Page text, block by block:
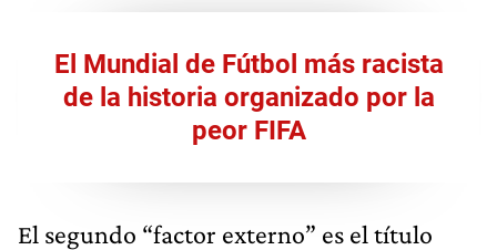
El Mundial de Fútbol más racista
de la historia organizado por la
peor FIFA
El segundo “factor externo” es el título